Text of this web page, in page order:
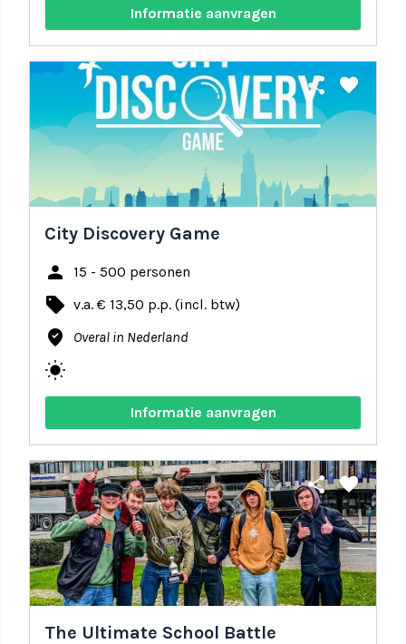
Informatie aanvragen
share favorite
City Discovery Game
person 15 - 500 personen
local_offer v.a. € 13,50 p.p. (incl. btw)
where_to_vote Overal in Nederland
wb_sunny
Informatie aanvragen
share favorite
The Ultimate School Battle